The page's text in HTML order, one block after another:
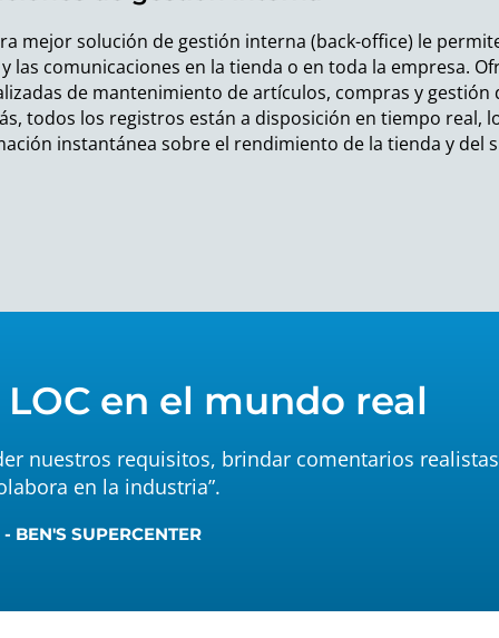
mejor solución de gestión interna (back-office) le
las comunicaciones en la tienda o en toda la empresa.
de mantenimiento de artículos, compras y gestión
todos los registros están a disposición en tiempo real,
instantánea sobre el rendimiento de la tienda y del
en el mundo real
nuestros requisitos, brindar comentarios
en la industria”.
- BEN'S SUPERCENTER